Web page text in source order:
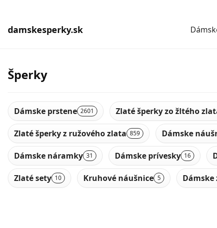
damskesperky.sk
Šperky
Dámske prstene 2601 Zlaté šperky zo žltého
Zlaté šperky z ružového zlata 859 Dámske
Dámske náramky 31 Dámske prívesky 16
Zlaté sety 10 Kruhové náušnice 5